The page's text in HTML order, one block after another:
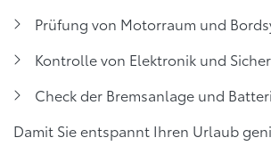
Prüfung von Motorraum und
Kontrolle von Elektronik und
Check der Bremsanlage und
Damit Sie entspannt Ihren Urlaub